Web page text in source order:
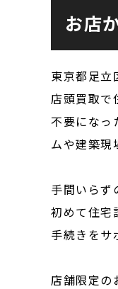
お店
東京都足立
店頭買取で
不要になっ
ムや建築現
手間いらず
初めて住宅
手続きをサ
店舗限定の